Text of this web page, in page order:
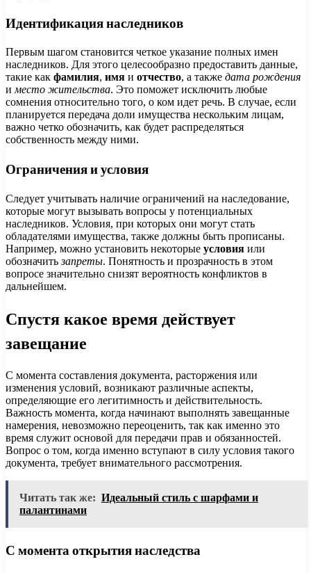
Идентификация наследников
Первым шагом становится четкое указание полных имен
наследников. Для этого целесообразно предоставить данные,
такие как фамилия, имя и отчество, а также дата рождения
и место жительства. Это поможет исключить любые
сомнения относительно того, о ком идет речь. В случае, если
планируется передача доли имущества нескольким лицам,
важно четко обозначить, как будет распределяться
собственность между ними.
Ограничения и условия
Следует учитывать наличие ограничений на наследование,
которые могут вызывать вопросы у потенциальных
наследников. Условия, при которых они могут стать
обладателями имущества, также должны быть прописаны.
Например, можно установить некоторые условия или
обозначитьзапреты. Понятность и прозрачность в этом
вопросе значительно снизят вероятность конфликтов в
дальнейшем.
Спустя какое время действует
завещание
С момента составления документа, расторжения или
изменения условий, возникают различные аспекты,
определяющие его легитимность и действительность.
Важность момента, когда начинают выполнять завещанные
намерения, невозможно переоценить, так как именно это
время служит основой для передачи прав и обязанностей.
Вопрос о том, когда именно вступают в силу условия такого
документа, требует внимательного рассмотрения.
Читать так же: Идеальный стиль с шарфами и
палантинами
С момента открытия наследства